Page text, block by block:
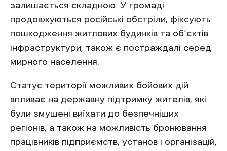
залишається складною. У громаді
продовжуються російські обстріли, фіксують
пошкодження житлових будинків та об’єктів
інфраструктури, також є постраждалі серед
мирного населення.
Статус території можливих бойових дій
впливає на державну підтримку жителів, які
були змушені виїхати до безпечніших
регіонів, а також на можливість бронювання
працівників підприємств, установ і організацій,